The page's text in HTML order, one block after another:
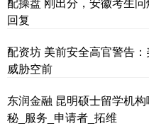
回复
配资坊 美前安全高官警告
威胁空前
东润金融 昆明硕士留学机
秘_服务_申请者_拓维